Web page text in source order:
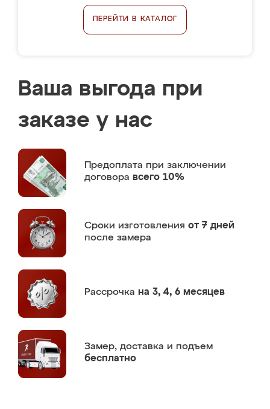
ПЕРЕЙТИ В КАТАЛОГ
Ваша выгода при
заказе у нас
Предоплата при заключении
договора всего 10%
Сроки изготовления от 7 дней
после замера
Рассрочка на 3, 4, 6 месяцев
Замер, доставка и подъем
бесплатно